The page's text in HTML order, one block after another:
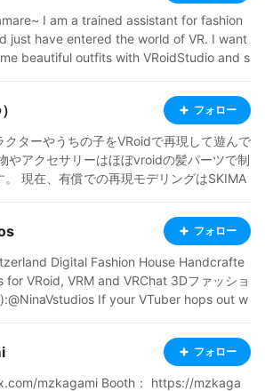
I am a trained assistant for fashion
just have entered the world of VR. I want
beautiful outfits with VRoidStudio and s
フォロー
クターやうちの子をVRoidで再現して遊んで
やアクセサリーはほぼvroidの髪パーツで制
。 現在、有償での再現モデリングはSKIMA
使用させていただいた素敵な衣装のご紹介
す。 【BOOTH】織部呉服【アイテム販
wakatu849 【X】 https://x.com/wa
フォロー
Digital Fashion House Handcrafte
VRoid, VRM and VRChat 3Dファッショ
If your VTuber hops out w
them into the timeline! Boutique: https://ni
━━━━━━ ◦ ❖ ◦ ━━━━━━
フォロー
mzkagami Booth： https://mzkaga